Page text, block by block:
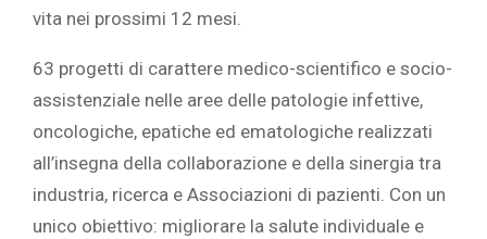
vita nei prossimi 12 mesi.
63 progetti di carattere medico-scientifico e socio-
assistenziale nelle aree delle patologie infettive,
oncologiche, epatiche ed ematologiche realizzati
all’insegna della collaborazione e della sinergia tra
industria, ricerca e Associazioni di pazienti. Con un
unico obiettivo: migliorare la salute individuale e